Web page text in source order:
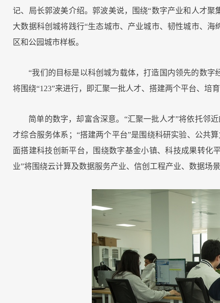
记、局长郭波美介绍。郭波美说，围绕“数字产业和人才
大数据科创城将践行“生态城市、产业城市、韧性城市、
区和公园城市样板。
“我们的目标是以科创城为载体，打造国内领先的数
将围绕“123”来进行，即汇聚一批人才、搭建两个平台、培
简单的数字，却富含深意。“汇聚一批人才”将依托邻
才综合服务体系；“搭建两个平台”是围绕科研实验、公共
面搭建科技创新平台，围绕数字基金小镇、科技成果转化
业”将围绕云计算及数据服务产业、信创工程产业、数据场